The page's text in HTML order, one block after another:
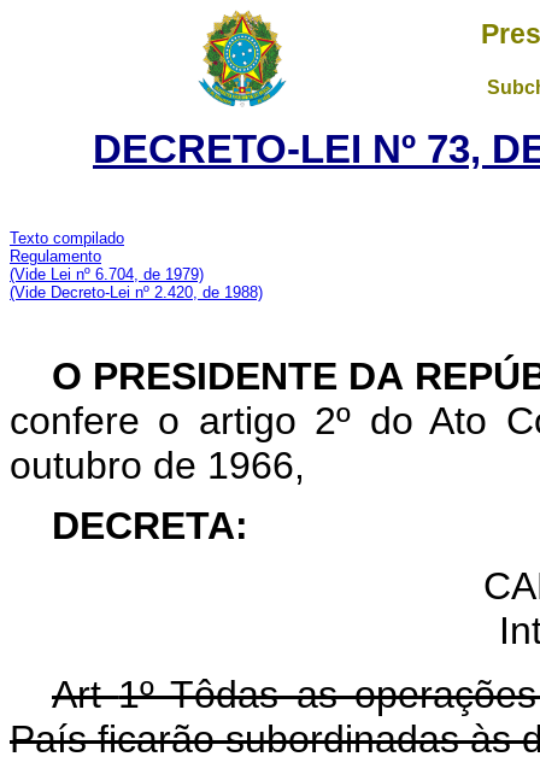
DECRETO-LEI Nº 73,
Texto compilado
Regulamento
(Vide Lei nº 6.704, de 1979)
(Vide Decreto-Lei nº 2.420, de 1988)
O PRESIDENTE DA
confere o artigo 2º do Ato
outubro de 1966,
DECRETA:
Art 1º Tôdas as
País ficarão subordinadas às